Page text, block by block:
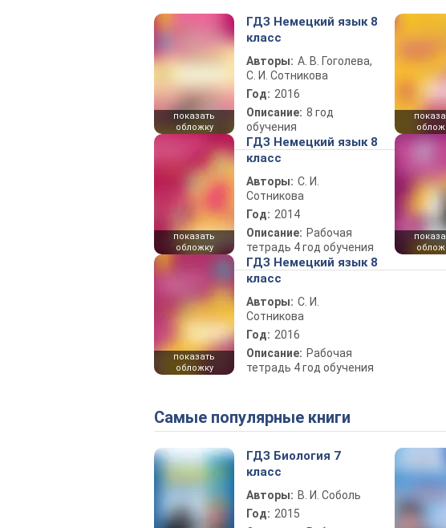
показать
обложку
ГДЗ Немецкий язык 8
класс
Авторы: А. В. Гоголева,
С. И. Сотникова
Год: 2016
Описание: 8 год
обучения
показать
обложку
ГДЗ Немецкий язык 8
класс
Авторы: С. И.
Сотникова
Год: 2014
Описание: Рабочая
тетрадь 4 год обучения
показать
обложку
ГДЗ Немецкий язык 8
класс
Авторы: С. И.
Сотникова
Год: 2016
Описание: Рабочая
тетрадь 4 год обучения
Самые популярные книги
ГДЗ Биология 7
класс
Авторы: В. И. Соболь
Год: 2015